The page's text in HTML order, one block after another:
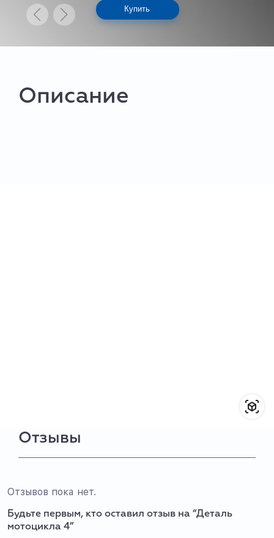
Купить
Описание
Отзывы
Отзывов пока нет.
Будьте первым, кто оставил отзыв на “Деталь
мотоцикла 4”